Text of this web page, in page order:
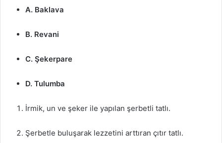
A. Baklava
B. Revani
C. Şekerpare
D. Tulumba
İrmik, un ve şeker ile yapılan şerbetli tatlı.
Şerbetle buluşarak lezzetini arttıran çıtır tatlı.